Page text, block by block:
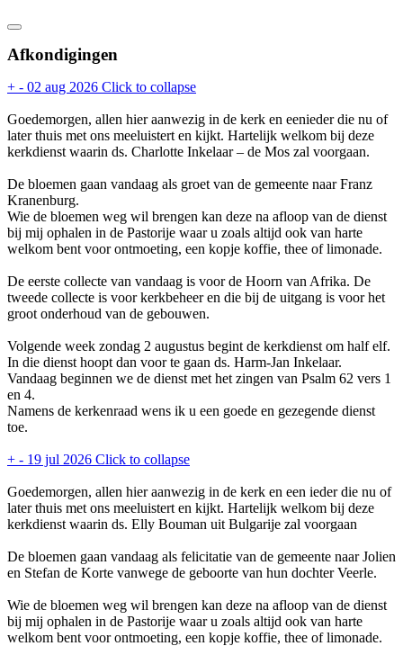
Afkondigingen
+ - 02 aug 2026 Click to collapse
Goedemorgen, allen hier aanwezig in de kerk en eenieder die nu of
later thuis met ons meeluistert en kijkt. Hartelijk welkom bij deze
kerkdienst waarin ds. Charlotte Inkelaar – de Mos zal voorgaan.
De bloemen gaan vandaag als groet van de gemeente naar Franz
Kranenburg.
Wie de bloemen weg wil brengen kan deze na afloop van de dienst
bij mij ophalen in de Pastorije waar u zoals altijd ook van harte
welkom bent voor ontmoeting, een kopje koffie, thee of limonade.
De eerste collecte van vandaag is voor de Hoorn van Afrika. De
tweede collecte is voor kerkbeheer en die bij de uitgang is voor het
groot onderhoud van de gebouwen.
Volgende week zondag 2 augustus begint de kerkdienst om half elf.
In die dienst hoopt dan voor te gaan ds. Harm-Jan Inkelaar.
Vandaag beginnen we de dienst met het zingen van Psalm 62 vers 1
en 4.
Namens de kerkenraad wens ik u een goede en gezegende dienst
toe.
+ - 19 jul 2026 Click to collapse
Goedemorgen, allen hier aanwezig in de kerk en een ieder die nu of
later thuis met ons meeluistert en kijkt. Hartelijk welkom bij deze
kerkdienst waarin ds. Elly Bouman uit Bulgarije zal voorgaan
De bloemen gaan vandaag als felicitatie van de gemeente naar Jolien
en Stefan de Korte vanwege de geboorte van hun dochter Veerle.
Wie de bloemen weg wil brengen kan deze na afloop van de dienst
bij mij ophalen in de Pastorije waar u zoals altijd ook van harte
welkom bent voor ontmoeting, een kopje koffie, thee of limonade.